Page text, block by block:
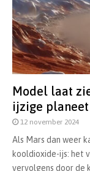
Model laat
ijzige
12 november 2024
Als Mars dan weer
kooldioxide-ijs: het
vervolgens door de